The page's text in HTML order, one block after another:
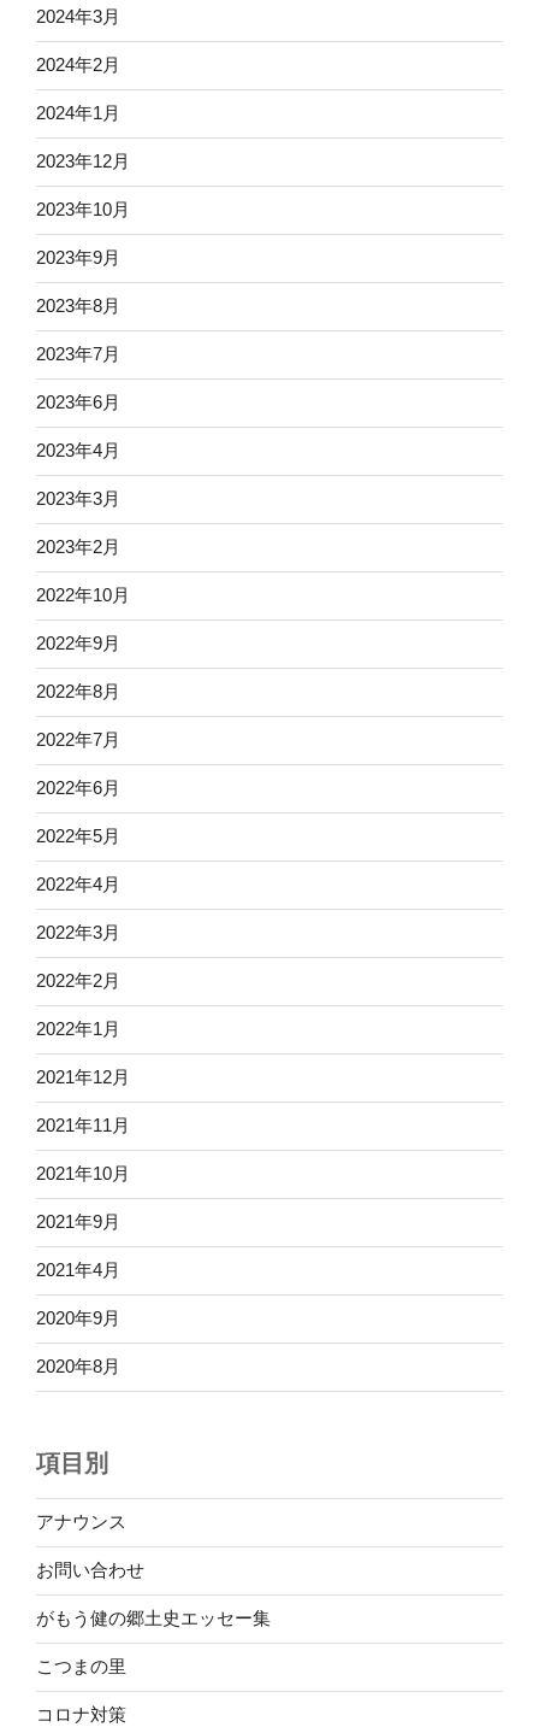
2024年3月
2024年2月
2024年1月
2023年12月
2023年10月
2023年9月
2023年8月
2023年7月
2023年6月
2023年4月
2023年3月
2023年2月
2022年10月
2022年9月
2022年8月
2022年7月
2022年6月
2022年5月
2022年4月
2022年3月
2022年2月
2022年1月
2021年12月
2021年11月
2021年10月
2021年9月
2021年4月
2020年9月
2020年8月
項目別
アナウンス
お問い合わせ
がもう健の郷土史エッセー集
こつまの里
コロナ対策